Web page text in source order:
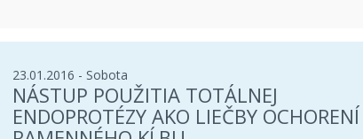
23.01.2016 - Sobota
NÁSTUP POUŽITIA TOTÁLNEJ
ENDOPROTÉZY AKO LIEČBY OCHORENÍ